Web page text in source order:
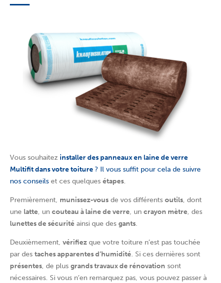
Vous souhaitez installer des panneaux en laine de verre
Multifit dans votre toiture? Il vous suffit pour cela de suivre
nos conseils et ces quelques étapes.
Premièrement, munissez-vous de vos différents outils, dont
une latte, un couteau à laine de verre, un crayon mètre, des
lunettes de sécurité ainsi que des gants.
Deuxièmement, vérifiez que votre toiture n’est pas touchée
par des taches apparentes d’humidité. Si ces dernières sont
présentes, de plus grands travaux de rénovation sont
nécessaires. Si vous n’en remarquez pas, vous pouvez passer à